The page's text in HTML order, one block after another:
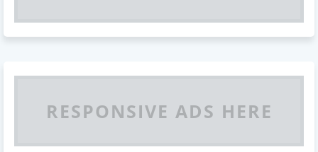
RESPONSIVE ADS HERE